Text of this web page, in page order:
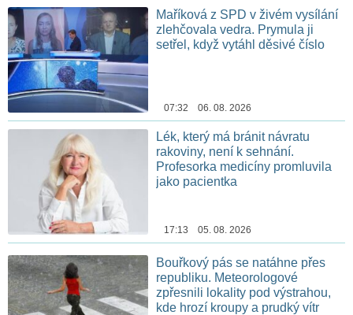
Maříková z SPD v živém vysílání
zlehčovala vedra. Prymula ji
setřel, když vytáhl děsivé číslo
07:32 06. 08. 2026
Lék, který má bránit návratu
rakoviny, není k sehnání.
Profesorka medicíny promluvila
jako pacientka
17:13 05. 08. 2026
Bouřkový pás se natáhne přes
republiku. Meteorologové
zpřesnili lokality pod výstrahou,
kde hrozí kroupy a prudký vítr